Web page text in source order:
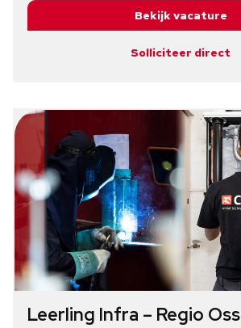
Solliciteer direct
Bekijk vacature
Leerling Infra – Regio Oss